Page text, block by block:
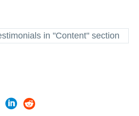
in "Content" section